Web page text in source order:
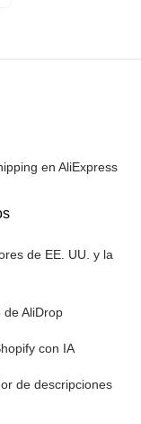
en AliExpress
de EE. UU. y la
de AliDrop
con IA
de descripciones